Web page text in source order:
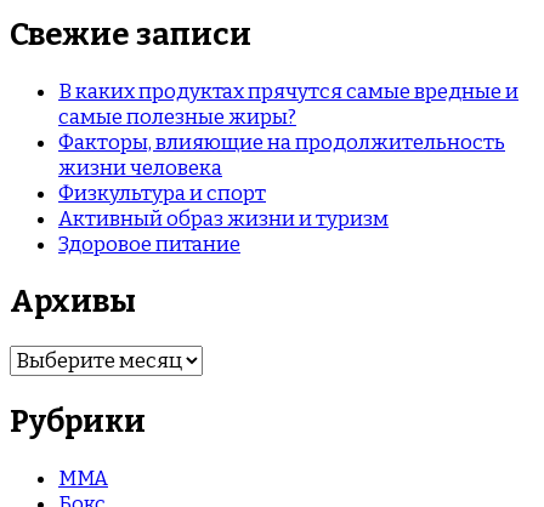
Свежие записи
В каких продуктах прячутся самые вредные и
самые полезные жиры?
Факторы, влияющие на продолжительность
жизни человека
Физкультура и спорт
Активный образ жизни и туризм
Здоровое питание
Архивы
Архивы
Рубрики
MMA